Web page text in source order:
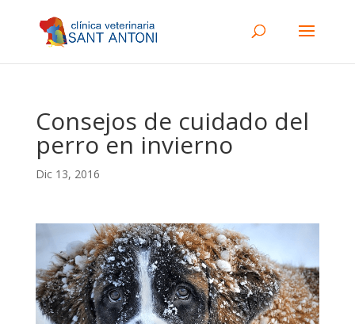
Consejos de cuidado del
perro en invierno
Dic 13, 2016